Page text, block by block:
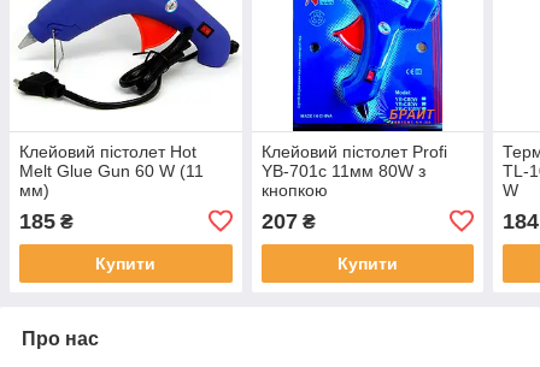
Клейовий пістолет Hot
Melt Glue Gun 60 W (11
мм)
185 ₴
Купити
Клейовий пістолет Profi
YB-701с 11мм 80W з
кнопкою
207₴
Купити
TL-
W
184
Про нас